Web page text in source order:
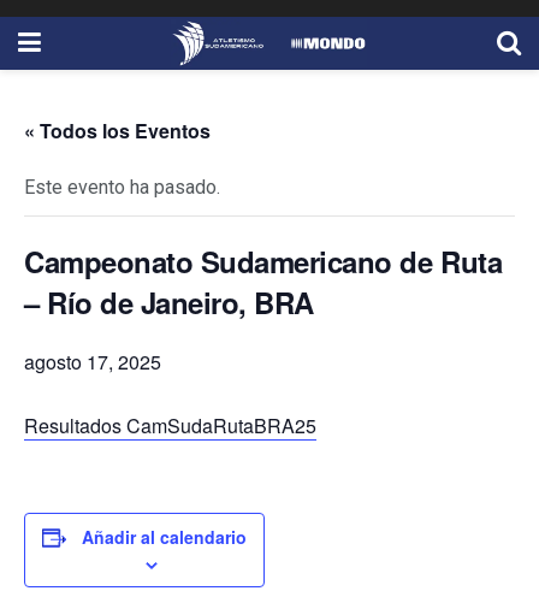
« Todos los Eventos
Este evento ha pasado.
Campeonato Sudamericano de Ruta
– Río de Janeiro, BRA
agosto 17, 2025
Resultados CamSudaRutaBRA25
Añadir al calendario